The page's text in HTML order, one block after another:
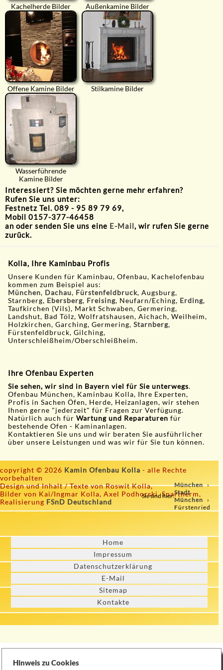
Kachelherde Bilder Außenkamine Bilder
Offene Kamine Bilder Stilkamine Bilder
Wasserführende
Kamine Bilder
Interessiert? Sie möchten gerne mehr erfahren?
Rufen Sie uns unter:
Festnetz Tel. 089 - 95 89 79 69,
Mobil 0157-377-46458
an oder senden Sie uns eine E-Mail, wir rufen Sie gerne
zurück.
Kolla, Ihre Kaminbau Profis
Unsere Kunden für Kaminbau, Ofenbau, Kachelofenbau
kommen zum Beispiel aus:
München, Dachau, Fürstenfeldbruck, Augsburg,
Starnberg, Ebersberg, Freising, Neufarn/Eching, Erding,
Taufkirchen (Vils), Markt Schwaben, Germering,
Landshut, Bad Tölz, Wolfratshausen, Aichach, Weilheim,
Holzkirchen, Garching, Germering,Starnberg,
Fürstenfeldbruck, Gilching,
Unterschleißheim/Oberschleißheim.
Ihre Ofenbau Experten
Sie sehen, wir sind in Bayern viel für Sie unterwegs.
Ofenbau München, Kaminbau Kolla, Ihre Experten,
Profis in Sachen Öfen, Herde, Heizanlagen, wir stehen
Ihnen gerne "jederzeit" für Fragen zur Verfügung.
Natürlich auch fürWartung und Reparaturen für
bestehende Ofen - Kaminanlagen.
Kontaktieren Sie uns und wir beraten Sie ausführlicher
über unsere Leistungen und was wir für Sie tun können.
copyright © 2026 Kamin Ofenbau Kolla - alle Rechte
vorbehalten
Design und Inhalt / Texte von Roswit Kolla,
Bilder von Kai/Ingmar Kolla, Axel Podhorski, Spartherm,
Realisierung FSnD Deutschland
Sie sind hier:
München
Stadt
München
Fürstenried
Home
Impressum
Datenschutzerklärung
E-Mail
Sitemap
Kontakte
Hinweis zu Cookies